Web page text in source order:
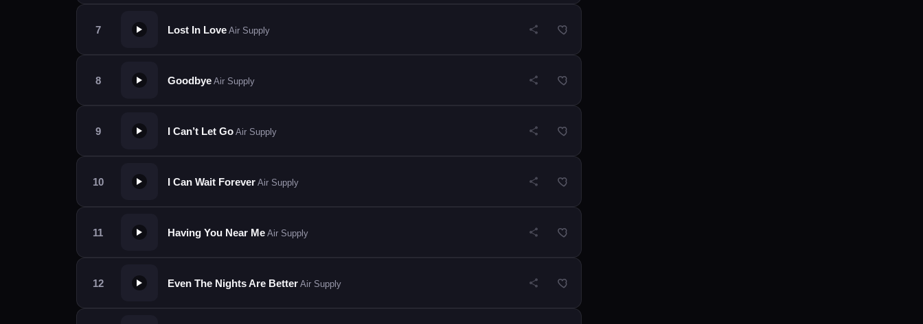
Lost In LoveAir Supply
GoodbyeAir Supply
I Can’t Let GoAir Supply
I Can Wait ForeverAir Supply
Having You Near MeAir Supply
Even The Nights Are BetterAir Supply